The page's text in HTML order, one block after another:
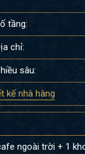
tầng:
chỉ:
sâu:
kế nhà hàng
ngoài trời + 1